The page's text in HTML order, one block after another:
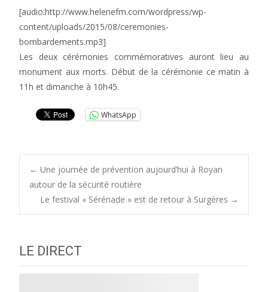
[audio:http://www.helenefm.com/wordpress/wp-
content/uploads/2015/08/ceremonies-
bombardements.mp3]
Les deux cérémonies commémoratives auront lieu au
monument aux morts. Début de la cérémonie ce matin à
11h et dimanche à 10h45.
WhatsApp
Post
navigation
← Une journée de prévention aujourd’hui à Royan
autour de la sécurité routière
Le festival « Sérénade » est de retour à Surgères →
LE DIRECT